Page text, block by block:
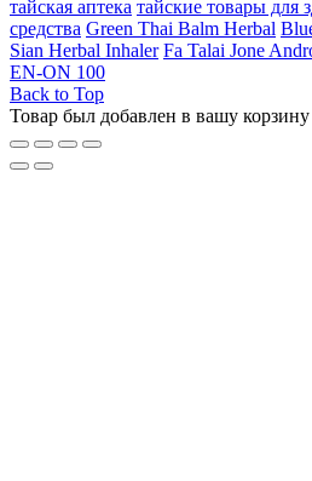
тайская аптека тайские товары для
средства Green Thai Balm Herbal
Sian Herbal Inhaler Fa Talai Jone
EN-ON 100
Back to Top
Товар был добавлен в вашу корзину